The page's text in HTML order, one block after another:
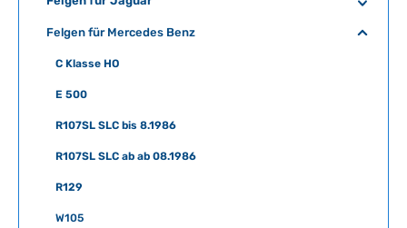
Felgen für Mercedes Benz
C Klasse HO
E 500
R107SL SLC bis 8.1986
R107SL SLC ab ab 08.1986
R129
W105